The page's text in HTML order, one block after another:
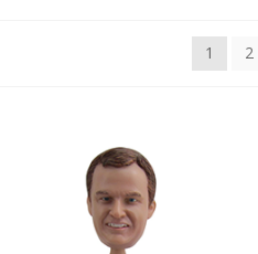
SALGS- OG
1 2